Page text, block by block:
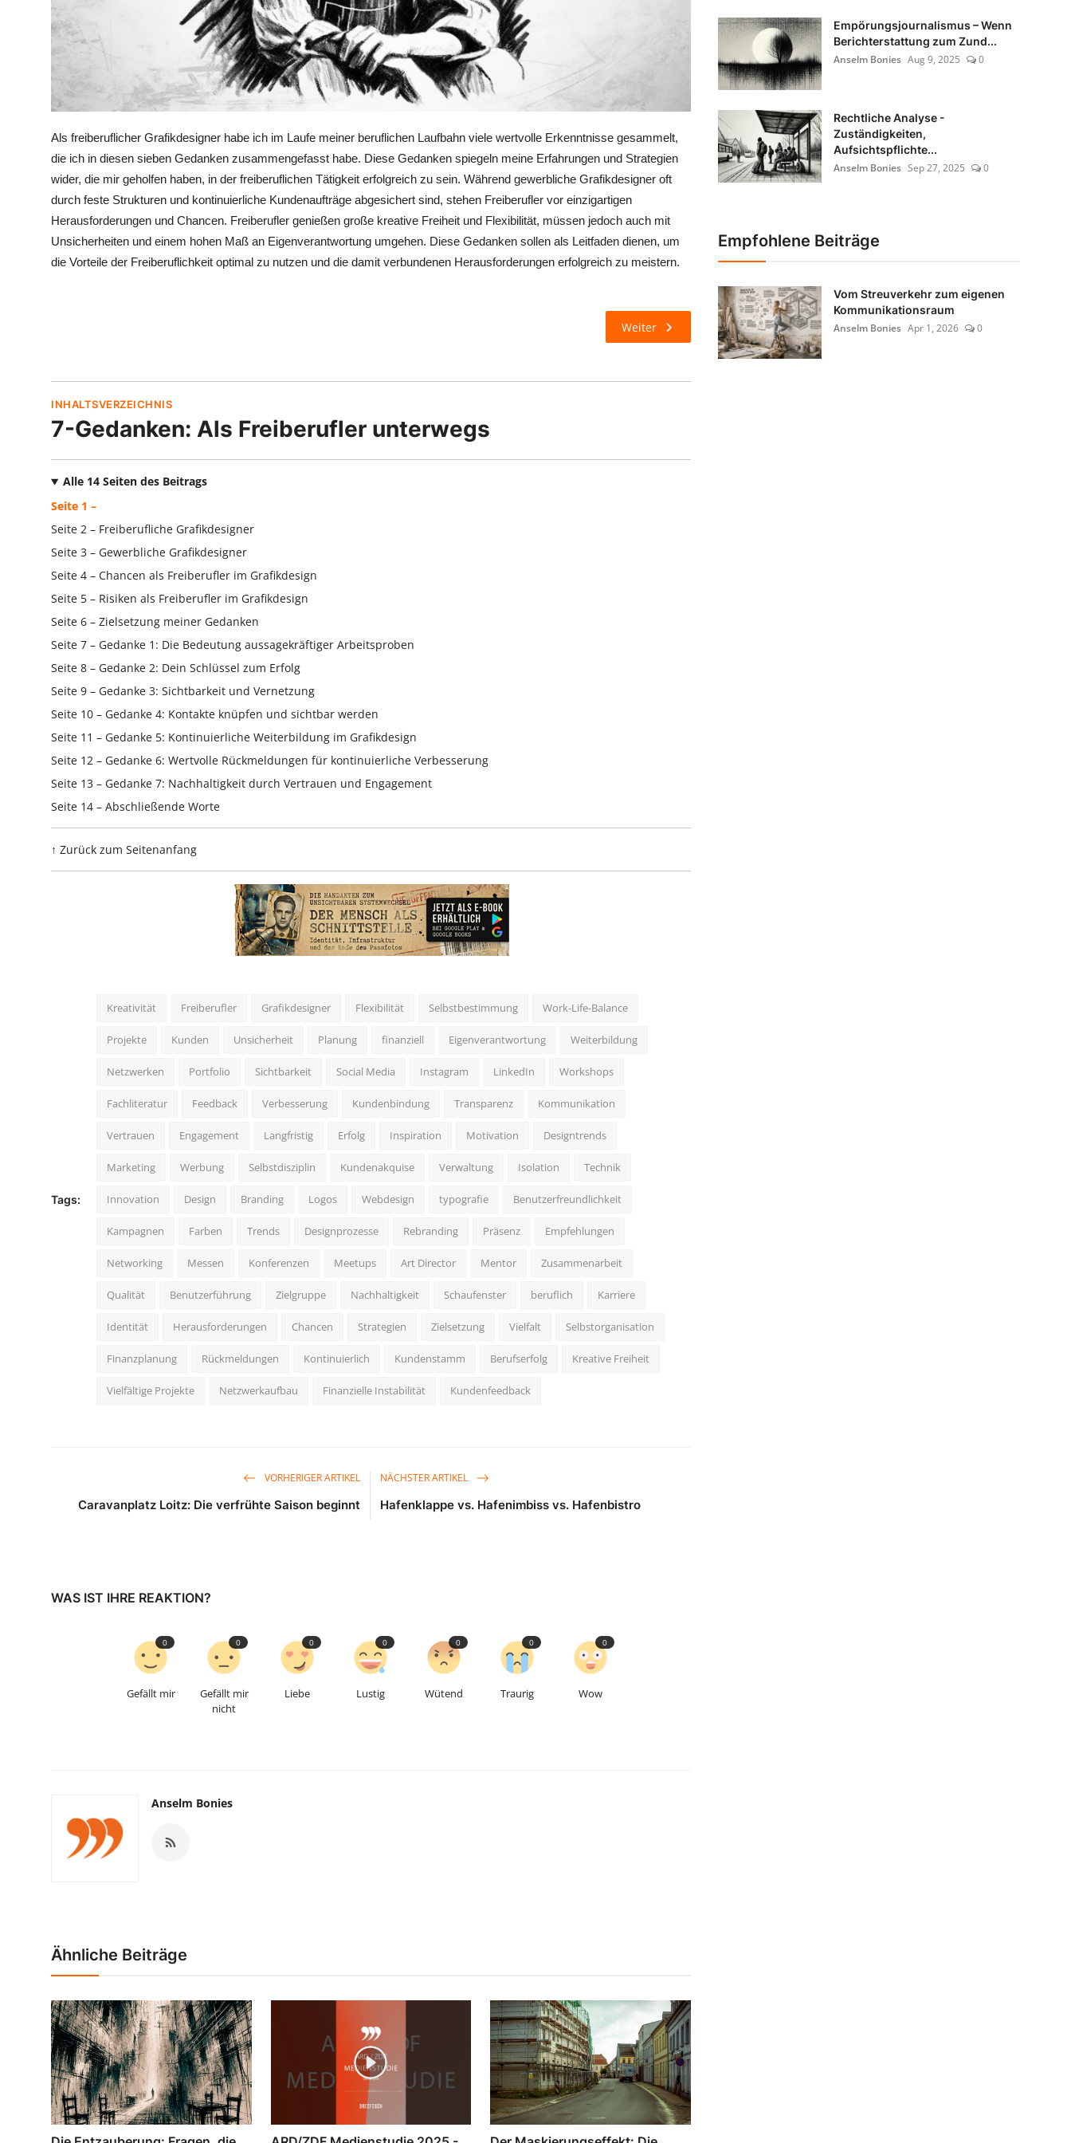
Als freiberuflicher Grafikdesigner habe ich im Laufe meiner beruflichen Laufbahn viele wertvolle Erkenntnisse gesammelt,
die ich in diesen sieben Gedanken zusammengefasst habe. Diese Gedanken spiegeln meine Erfahrungen und Strategien
wider, die mir geholfen haben, in der freiberuflichen Tätigkeit erfolgreich zu sein. Während gewerbliche Grafikdesigner oft
durch feste Strukturen und kontinuierliche Kundenaufträge abgesichert sind, stehen Freiberufler vor einzigartigen
Herausforderungen und Chancen. Freiberufler genießen große kreative Freiheit und Flexibilität, müssen jedoch auch mit
Unsicherheiten und einem hohen Maß an Eigenverantwortung umgehen. Diese Gedanken sollen als Leitfaden dienen, um
die Vorteile der Freiberuflichkeit optimal zu nutzen und die damit verbundenen Herausforderungen erfolgreich zu meistern.
Weiter
INHALTSVERZEICHNIS
7-Gedanken: Als Freiberufler unterwegs
Alle 14 Seiten des Beitrags
Seite 1 –
Seite 2 – Freiberufliche Grafikdesigner
Seite 3 – Gewerbliche Grafikdesigner
Seite 4 – Chancen als Freiberufler im Grafikdesign
Seite 5 – Risiken als Freiberufler im Grafikdesign
Seite 6 – Zielsetzung meiner Gedanken
Seite 7 – Gedanke 1: Die Bedeutung aussagekräftiger Arbeitsproben
Seite 8 – Gedanke 2: Dein Schlüssel zum Erfolg
Seite 9 – Gedanke 3: Sichtbarkeit und Vernetzung
Seite 10 – Gedanke 4: Kontakte knüpfen und sichtbar werden
Seite 11 – Gedanke 5: Kontinuierliche Weiterbildung im Grafikdesign
Seite 12 – Gedanke 6: Wertvolle Rückmeldungen für kontinuierliche Verbesserung
Seite 13 – Gedanke 7: Nachhaltigkeit durch Vertrauen und Engagement
Seite 14 – Abschließende Worte
↑ Zurück zum Seitenanfang
Tags:
Kreativität Freiberufler Grafikdesigner Flexibilität Selbstbestimmung Work-Life-Balance
Projekte Kunden Unsicherheit Planung finanziell Eigenverantwortung Weiterbildung
Netzwerken Portfolio Sichtbarkeit Social Media Instagram LinkedIn Workshops
Fachliteratur Feedback Verbesserung Kundenbindung Transparenz Kommunikation
Vertrauen Engagement Langfristig Erfolg Inspiration Motivation Designtrends
Marketing Werbung Selbstdisziplin Kundenakquise Verwaltung Isolation Technik
Innovation Design Branding Logos Webdesign typografie Benutzerfreundlichkeit
Kampagnen Farben Trends Designprozesse Rebranding Präsenz Empfehlungen
Networking Messen Konferenzen Meetups Art Director Mentor Zusammenarbeit
Qualität Benutzerführung Zielgruppe Nachhaltigkeit Schaufenster beruflich Karriere
Identität Herausforderungen Chancen Strategien Zielsetzung Vielfalt Selbstorganisation
Finanzplanung Rückmeldungen Kontinuierlich Kundenstamm Berufserfolg Kreative Freiheit
Vielfältige Projekte Netzwerkaufbau Finanzielle Instabilität Kundenfeedback
VORHERIGER ARTIKEL
Caravanplatz Loitz: Die verfrühte Saison beginnt
NÄCHSTER ARTIKEL
Hafenklappe vs. Hafenimbiss vs. Hafenbistro
WAS IST IHRE REAKTION?
Gefällt mir
0
Gefällt mir
nicht
0
Liebe
0
Lustig
0
Wütend
0
Traurig
0
Wow
0
Anselm Bonies
Ähnliche Beiträge
Empörungsjournalismus – Wenn
Berichterstattung zum Zund...
Anselm Bonies Aug 9, 2025 0
Rechtliche Analyse -
Zuständigkeiten,
Aufsichtspflichte...
Anselm Bonies Sep 27, 2025 0
Empfohlene Beiträge
Vom Streuverkehr zum eigenen
Kommunikationsraum
Anselm Bonies Apr 1, 2026 0